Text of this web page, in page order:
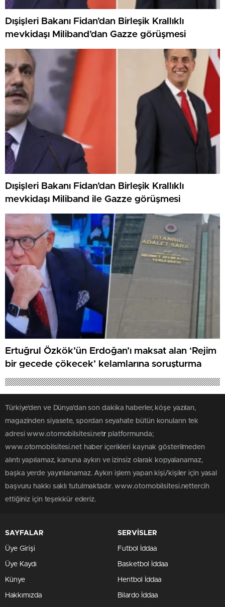
Dışişleri Bakanı Fidan’dan Birleşik Krallıklı
mevkidaşı Miliband’dan Gazze görüşmesi
Dışişleri Bakanı Fidan’dan Birleşik Krallıklı
mevkidaşı Miliband ile Gazze görüşmesi
Ertuğrul Özkök’ün Erdoğan’ı maksat alan ‘Rejim
bir gecede çökecek’ kelamlarına soruşturma
Türkiye'den ve Dünya’dan son dakika haberler, köşe yazıları,
magazinden siyasete, spordan seyahate bütün konuların tek
adresi www.otomobilsitesi.netr platformunda;
www.otomobilsitesi.net haber içerikleri kaynak gösterilmeden
alıntı yapılamaz, kanuna aykırı ve izinsiz olarak kopyalanamaz,
başka yerde yayınlanamaz. Aykırı işlem yapan kişi/kişiler için yasal
başvuru hakkı saklı tutulmaktadır. www.otomobilsitesi.nettercih
ettiğiniz için teşekkür ederiz.
SAYFALAR
Üye Girişi
Üye Kaydı
Künye
Hakkımızda
SERVİSLER
Futbol İddaa
Basketbol İddaa
Hentbol İddaa
Bilardo İddaa